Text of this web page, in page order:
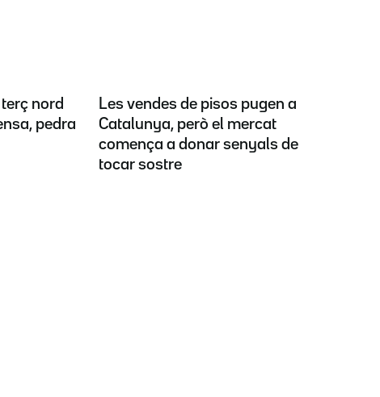
terç nord
pedra
Les vendes de pisos pugen a
Catalunya, però el mercat
comença a donar senyals de
tocar sostre